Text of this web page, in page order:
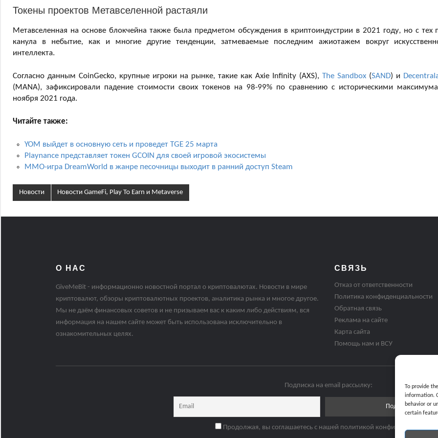
To provide
information.
behavior or
certain
Токены проектов Метавселенной растаяли
Метавселенная на основе блокчейна также была предметом обсуждения в криптоиндустрии в 2021 году, но с тех
канула в небытие, как и многие другие тенденции, затмеваемые последним ажиотажем вокруг
интеллекта.
Согласно данным CoinGecko, крупные игроки на рынке, такие как Axie Infinity (AXS),The Sandbox (SAND) и
(MANA), зафиксировали падение стоимости своих токенов на 98-99% по сравнению с историческими
ноября 2021 года.
Читайте также:
YOM выйдет в основную сеть и проведет TGE 25 марта
Playnance представляет токен GCOIN для своей игровой экосистемы
MMO-игра DreamWorld в жанре песочницы выходит в ранний доступ Steam
Новости Новости GameFi, Play To Earn и Metaverse
О НАС
GiveMeBit - информационно новостной портал о криптовалютах. Новости в мире
криптовалют, обзоры криптовалютных проектов, аналитика рынка и многое другое.
Мы не даём финансовых советов и не призываем вас к каким либо действиям, вся
информация на нашем сайте может быть использована исключительно в
ознакомительных целях.
СВЯЗЬ
Отказ от ответственности
Политика конфиденциальности
Обратная связь
Реклама на сайте
Карта сайта
Помощь нам и ВСУ
Подписка на email рассылку:
Продолжая, вы соглашаетесь с нашей политикой конфиденциальности